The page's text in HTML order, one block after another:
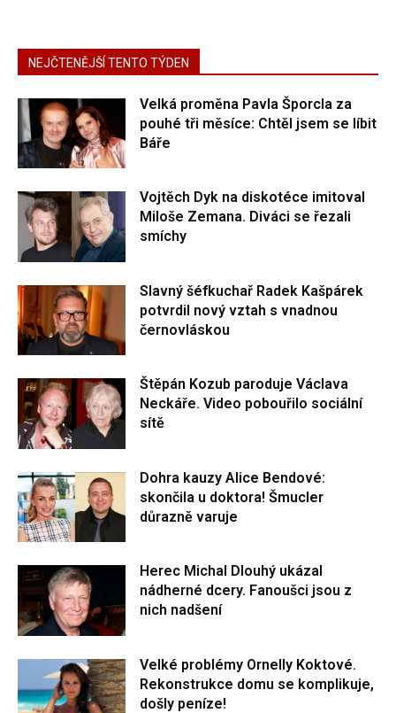
NEJČTENĚJŠÍ TENTO TÝDEN
Velká proměna Pavla Šporcla za
pouhé tři měsíce: Chtěl jsem se líbit
Báře
Vojtěch Dyk na diskotéce imitoval
Miloše Zemana. Diváci se řezali
smíchy
Slavný šéfkuchař Radek Kašpárek
potvrdil nový vztah s vnadnou
černovláskou
Štěpán Kozub paroduje Václava
Neckáře. Video pobouřilo sociální
sítě
Dohra kauzy Alice Bendové:
skončila u doktora! Šmucler
důrazně varuje
Herec Michal Dlouhý ukázal
nádherné dcery. Fanoušci jsou z
nich nadšení
Velké problémy Ornelly Koktové.
Rekonstrukce domu se komplikuje,
došly peníze!